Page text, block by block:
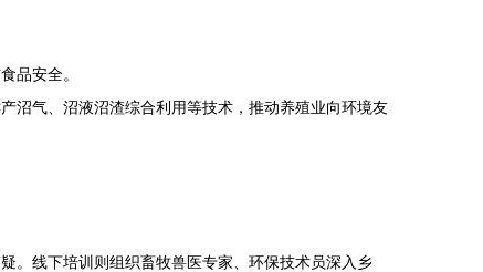
品安全。
沼气、沼液沼渣综合利用等技术，推动养殖业向环境友
。线下培训则组织畜牧兽医专家、环保技术员深入乡